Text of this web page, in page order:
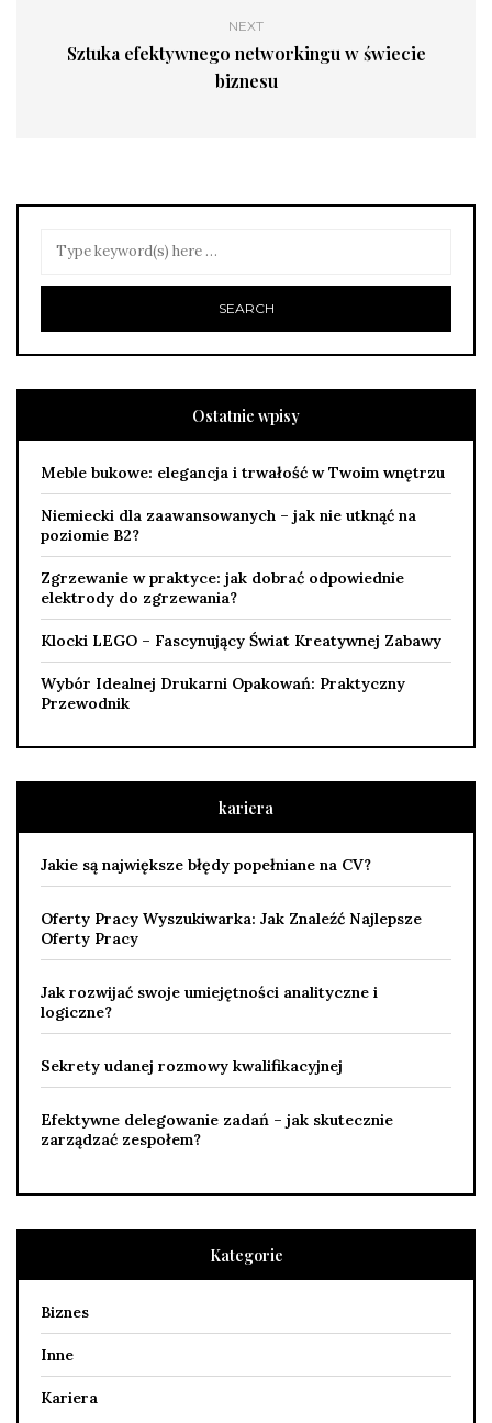
NEXT
Sztuka efektywnego networkingu w świecie
biznesu
Ostatnie wpisy
Meble bukowe: elegancja i trwałość w Twoim wnętrzu
Niemiecki dla zaawansowanych – jak nie utknąć na
poziomie B2?
Zgrzewanie w praktyce: jak dobrać odpowiednie
elektrody do zgrzewania?
Klocki LEGO – Fascynujący Świat Kreatywnej Zabawy
Wybór Idealnej Drukarni Opakowań: Praktyczny
Przewodnik
kariera
Jakie są największe błędy popełniane na CV?
Oferty Pracy Wyszukiwarka: Jak Znaleźć Najlepsze
Oferty Pracy
Jak rozwijać swoje umiejętności analityczne i
logiczne?
Sekrety udanej rozmowy kwalifikacyjnej
Efektywne delegowanie zadań – jak skutecznie
zarządzać zespołem?
Kategorie
Biznes
Inne
Kariera